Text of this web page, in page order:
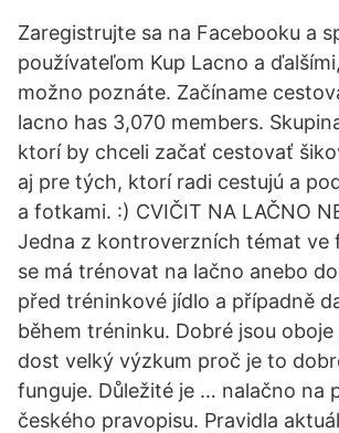
Zaregistrujte sa na Facebooku a
používateľom Kup Lacno a
možno poznáte. Začíname
lacno has 3,070 members.
ktorí by chceli začať cestovať
aj pre tých, ktorí radi cestujú a
a fotkami. :) CVIČIT NA LAČNO
Jedna z kontroverzních témat ve
se má trénovat na lačno anebo
před tréninkové jídlo a případně
během tréninku. Dobré jsou oboje
dost velký výzkum proč je to
funguje. Důležité je … nalačno na
českého pravopisu. Pravidla